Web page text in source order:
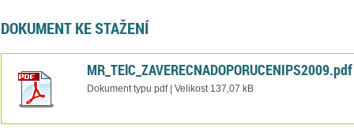
DOKUMENT KE STAŽENÍ
MR_TElC_ZAVERECNADOPORUCENIPS2009.pdf
Dokument typu pdf | Velikost 137,07 kB